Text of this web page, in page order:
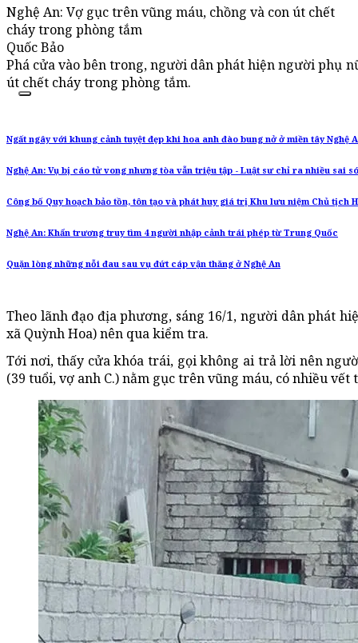
Nghệ An: Vợ gục trên vũng máu, chồng và con út chết
cháy trong phòng tắm
Quốc Bảo
Phá cửa vào bên trong, người dân phát hiện người phụ
út chết cháy trong phòng tắm.
Ngất ngây với khung cảnh tuyệt đẹp khi hoa anh đào bung nở ở miền tây Nghệ
Nghệ An: Vụ bị cáo tử vong nhưng tòa vẫn triệu tập - Luật sư chỉ ra nhiều sai
Công bố Quy hoạch bảo tồn, tôn tạo và phát huy giá trị Khu lưu niệm Chủ tịch
Nghệ An: Khẩn trương truy tìm 4 người nhập cảnh trái phép từ Trung Quốc
Quặn lòng những nỗi đau sau vụ đứt cáp vận thăng ở Nghệ An
Theo lãnh đạo địa phương, sáng 16/1, người dân phát
xã Quỳnh Hoa) nên qua kiểm tra.
Tới nơi, thấy cửa khóa trái, gọi không ai trả lời nên
(39 tuổi, vợ anh C.) nằm gục trên vũng máu, có nhiều